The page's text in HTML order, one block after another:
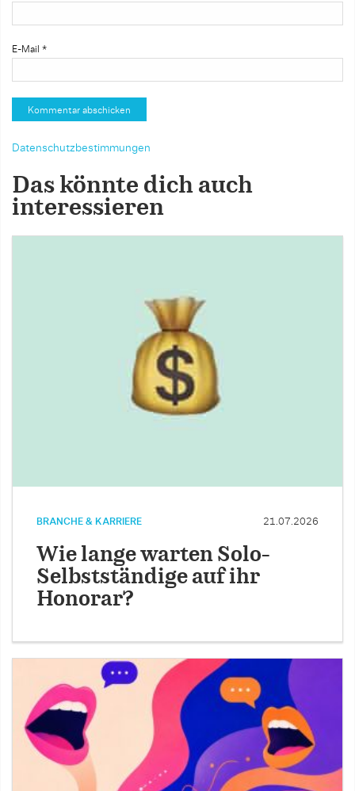
E-Mail *
Datenschutzbestimmungen
Das könnte dich auch
interessieren
BRANCHE & KARRIERE 21.07.2026
Wie lange warten Solo-
Selbstständige auf ihr
Honorar?